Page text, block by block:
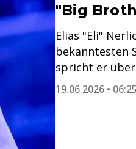
"Big
Elias "Eli"
bekanntesten
spricht er
19.06.2026 •